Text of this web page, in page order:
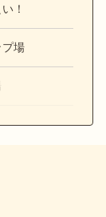
！
場